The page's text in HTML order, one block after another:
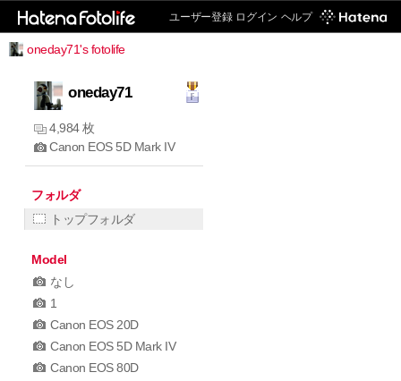
ユーザー登録 ログイン ヘルプ
oneday71's fotolife
oneday71
4,984 枚
Canon EOS 5D Mark IV
フォルダ
トップフォルダ
Model
なし
1
Canon EOS 20D
Canon EOS 5D Mark IV
Canon EOS 80D